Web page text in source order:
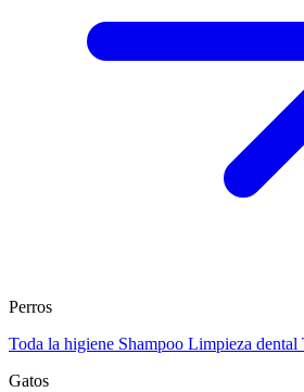
Perros
Toda la higiene Shampoo Limpieza dental
Gatos